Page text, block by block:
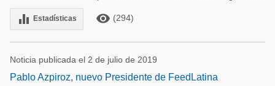
equalizer Estadísticas remove_red_eye (294)
Noticia publicada el 2 de julio de 2019
Pablo Azpiroz, nuevo Presidente de FeedLatina